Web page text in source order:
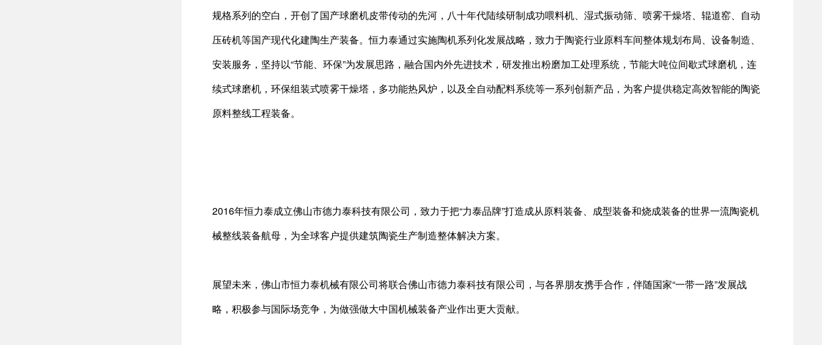
规格系列的空白，开创了国产球磨机皮带传动的先河，八十年代陆续研制成功喂料机、湿式振动筛、喷雾干燥塔、辊道窑、自动
压砖机等国产现代化建陶生产装备。恒力泰通过实施陶机系列化发展战略，致力于陶瓷行业原料车间整体规划布局、设备制造、
安装服务，坚持以“节能、环保”为发展思路，融合国内外先进技术，研发推出粉磨加工处理系统，节能大吨位间歇式球磨机，连
续式球磨机，环保组装式喷雾干燥塔，多功能热风炉，以及全自动配料系统等一系列创新产品，为客户提供稳定高效智能的陶瓷
原料整线工程装备。
2016年恒力泰成立佛山市德力泰科技有限公司，致力于把“力泰品牌”打造成从原料装备、成型装备和烧成装备的世界一流陶瓷机
械整线装备航母，为全球客户提供建筑陶瓷生产制造整体解决方案。
展望未来，佛山市恒力泰机械有限公司将联合佛山市德力泰科技有限公司，与各界朋友携手合作，伴随国家“一带一路”发展战
略，积极参与国际场竞争，为做强做大中国机械装备产业作出更大贡献。